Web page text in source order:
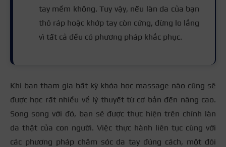
tay mềm không. Tuy vậy, nếu làn da của bạn
thô ráp hoặc khớp tay còn cứng, đừng lo lắng
vì tất cả đều có phương pháp khắc phục.
Khi bạn tham gia bất kỳ khóa học massage nào cũng sẽ
được học rất nhiều về lý thuyết từ cơ bản đến nâng cao.
Song song với đó, bạn sẽ được thực hiện trên chính làn
da thật của con người. Việc thực hành liên tục cùng với
các phương pháp chăm sóc da tay đúng cách, một đôi